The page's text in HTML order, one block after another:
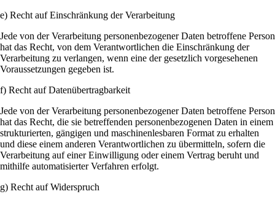
e) Recht auf Einschränkung der Verarbeitung
Jede von der Verarbeitung personenbezogener Daten betroffene Person
hat das Recht, von dem Verantwortlichen die Einschränkung der
Verarbeitung zu verlangen, wenn eine der gesetzlich vorgesehenen
Voraussetzungen gegeben ist.
f) Recht auf Datenübertragbarkeit
Jede von der Verarbeitung personenbezogener Daten betroffene Person
hat das Recht, die sie betreffenden personenbezogenen Daten in einem
strukturierten, gängigen und maschinenlesbaren Format zu erhalten
und diese einem anderen Verantwortlichen zu übermitteln, sofern die
Verarbeitung auf einer Einwilligung oder einem Vertrag beruht und
mithilfe automatisierter Verfahren erfolgt.
g) Recht auf Widerspruch